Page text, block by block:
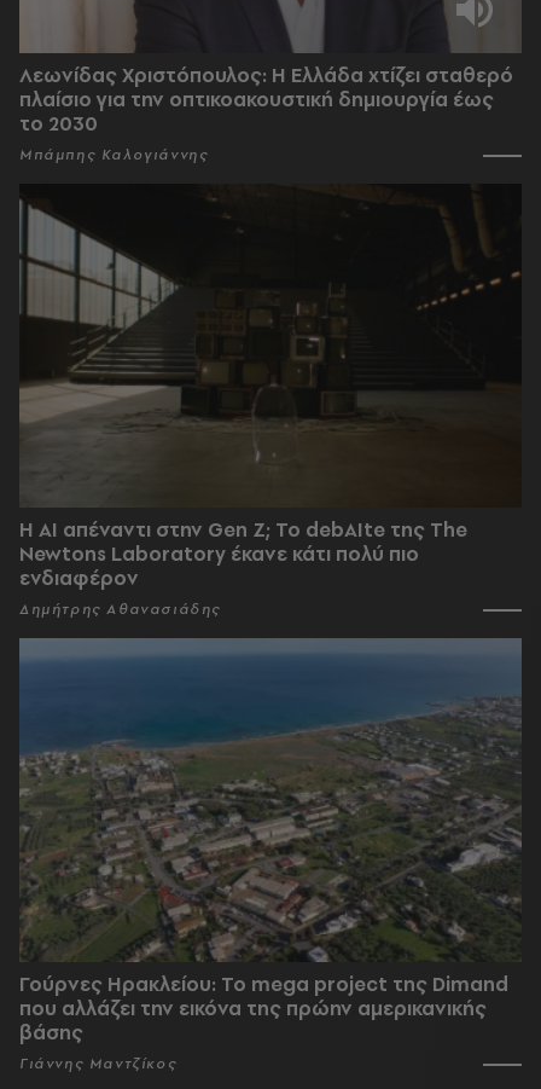
Λεωνίδας Χριστόπουλος: Η Ελλάδα χτίζει σταθερό
πλαίσιο για την οπτικοακουστική δημιουργία έως
το 2030
Μπάμπης Καλογιάννης
Η AI απέναντι στην Gen Z; Το debAIte της The
Newtons Laboratory έκανε κάτι πολύ πιο
ενδιαφέρον
Δημήτρης Αθανασιάδης
Γούρνες Ηρακλείου: To mega project της Dimand
που αλλάζει την εικόνα της πρώην αμερικανικής
βάσης
Γιάννης Μαντζίκος